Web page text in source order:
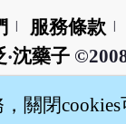
服務條款
‧沈藥子
關閉